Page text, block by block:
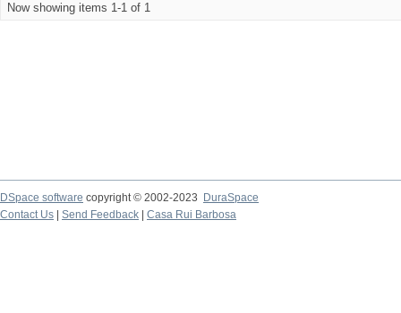
Now showing items 1-1 of 1
DSpace software copyright © 2002-2023
DuraSpace
Contact Us
Send Feedback Casa Rui Barbosa